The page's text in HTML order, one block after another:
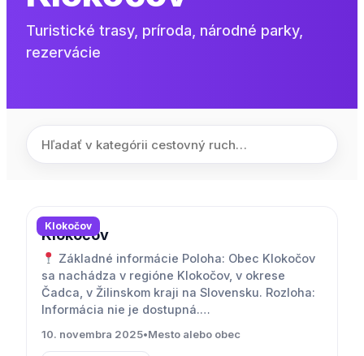
Turistické trasy, príroda, národné parky,
rezervácie
Klokočov
Klokočov
Základné informácie Poloha: Obec Klokočov
sa nachádza v regióne Klokočov, v okrese
Čadca, v Žilinskom kraji na Slovensku. Rozloha:
Informácia nie je dostupná.…
10. novembra 2025•Mesto alebo obec